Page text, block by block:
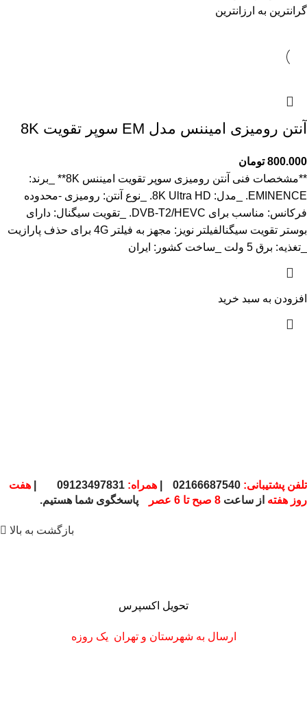
گرانترین به ارزانترین
آنتن رومیزی امیننس مدل EM سوپر تقویت 8K
800.000 تومان
**مشخصات فنی آنتن رومیزی سوپر تقویت امیننس 8K** _برند:
EMINENCE. _مدل: 8K Ultra HD. _نوع آنتن: رومیزی -محدوده
فرکانس: مناسب برای DVB-T2/HEVC. _تقویت سیگنال: دارای
بوستر تقویت سیگنالفیلتر نویز: مجهز به فیلتر 4G برای حذف پارازیت
_تغذیه: برق 5 ولت _ساخت کشور: ایران
افزودن به سبد خرید
تلفن پشتیبانی: همراه:
هفت
روز هفته از ساعت 8 صبح تا 6 عصر پاسخگوی شما هستیم.
بازگشت به بالا
تحویل اکسپرس
ارسال به شهرستان و تهران یک روزه